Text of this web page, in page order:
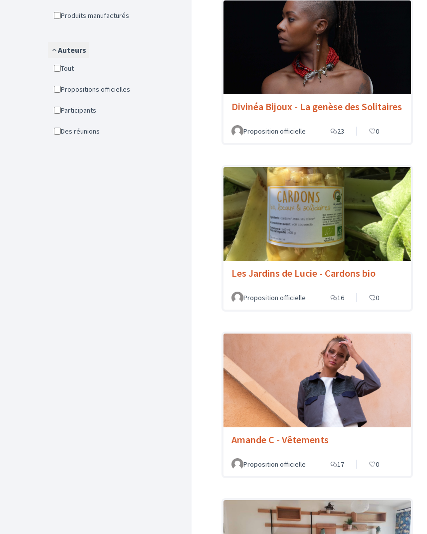
Produits manufacturés
Auteurs
Tout
Propositions officielles
Participants
Des réunions
Divinéa Bijoux - La genèse des Solitaires
Proposition officielle 23 0
Les Jardins de Lucie - Cardons bio
Proposition officielle 16 0
Amande C - Vêtements
Proposition officielle 17 0